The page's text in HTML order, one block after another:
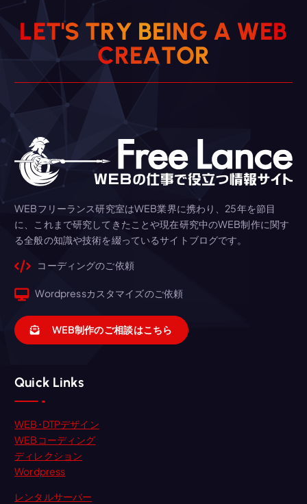
LET'S TRY BEING A WEB
CREATOR
WEBフリーランス研究室はWEB業界に携わり、25年を節目
に、これまで研究してきたことや現在研究中のWEB制作に関す
る全般の知識や技術を綴っているサイトブログです。
コーディングのご依頼
Wordpressカスタマイズのご依頼
WEB制作のご相談はこちら
Quick Links
WEB･DTPデザイン
WEBコーディング
ディレクション
Wordpress
レンタルサーバー